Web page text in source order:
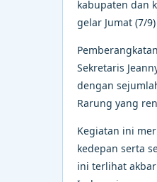
kabupaten dan
gelar Jumat (7/
Sekretaris
dengan
Rarung yang
Kegiatan ini
kedepan serta
ini terlihat